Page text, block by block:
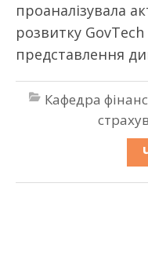
проаналізувала
розвитку GovTech
представлення
Кафедра